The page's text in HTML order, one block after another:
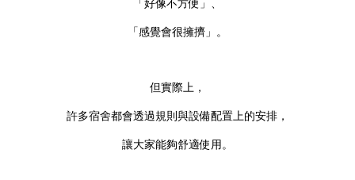
「好像不方便」、
「感覺會很擁擠」。
但實際上，
許多宿舍都會透過規則與設備配置上的安排，
讓大家能夠舒適使用。